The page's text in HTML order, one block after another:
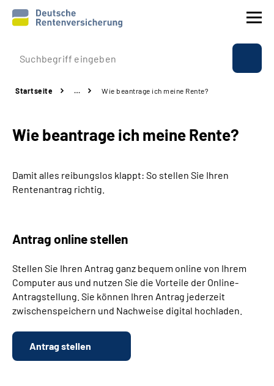
Prävention
Rente
Beratung & Kontakt
Über uns & Presse
Online-Services
Suche
Startseite … Wie beantrage ich meine Rente?
Wie beantrage ich meine Rente?
Damit alles reibungslos klappt: So stellen Sie Ihren
Rentenantrag richtig.
Antrag online stellen
Stellen Sie Ihren Antrag ganz bequem online von Ihrem
Computer aus und nutzen Sie die Vorteile der Online-
Antragstellung. Sie können Ihren Antrag jederzeit
zwischenspeichern und Nachweise digital hochladen.
Antrag stellen